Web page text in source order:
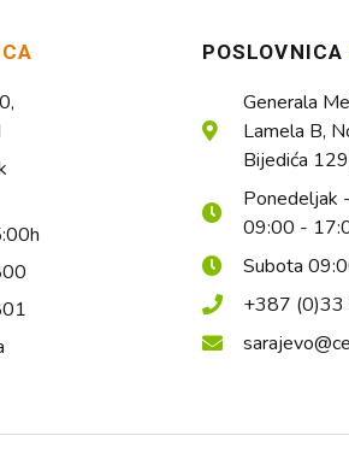
POSLOVNICA
Generala
Lamela B,
Bijedića
Ponedeljak
09:00 -
Subota
+387